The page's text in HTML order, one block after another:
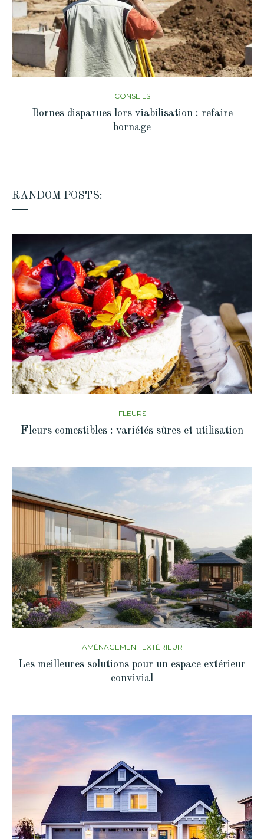
CONSEILS
Bornes disparues lors viabilisation : refaire
bornage
RANDOM POSTS:
FLEURS
Fleurs comestibles : variétés sûres et utilisation
AMÉNAGEMENT EXTÉRIEUR
Les meilleures solutions pour un espace extérieur
convivial